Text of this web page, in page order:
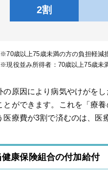
2割
※70歳以上75歳未満の方の負担軽減
※現役並み所得者：70歳以上75歳未
の原因により病気やけがを
とができます。これを「療
医療費が3割で済むのは、医
健康保険組合の付加給付